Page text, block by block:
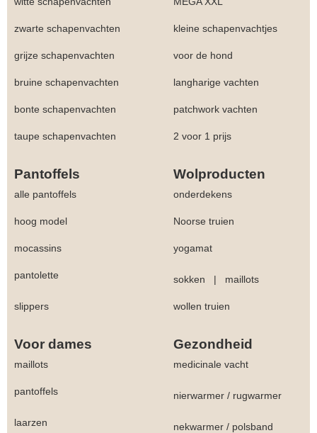
zwarte schapenvachten kleine schapenvachtjes
grijze schapenvachten voor de hond
bruine schapenvachten langharige vachten
bonte schapenvachten patchwork vachten
taupe schapenvachten 2 voor 1 prijs
Pantoffels Wolproducten
alle pantoffels onderdekens
hoog model Noorse truien
mocassins yogamat
pantolette sokken | maillots
slippers wollen truien
Voor dames Gezondheid
maillots medicinale vacht
pantoffels nierwarmer / rugwarmer
laarzen nekwarmer / polsband